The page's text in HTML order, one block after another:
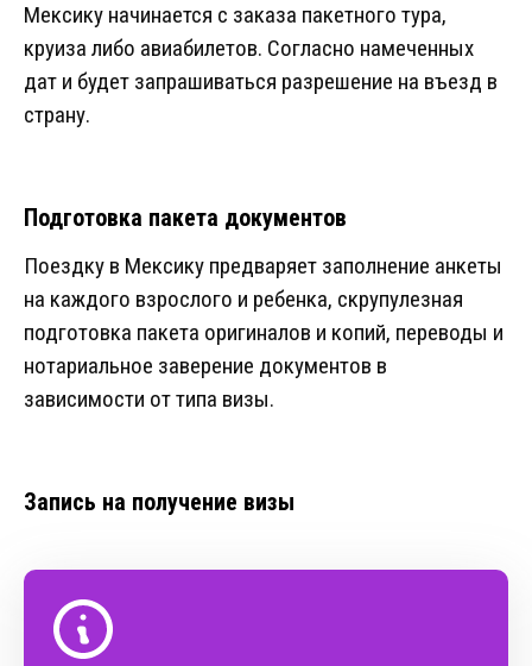
Мексику начинается с заказа пакетного тура,
круиза либо авиабилетов. Согласно намеченных
дат и будет запрашиваться разрешение на въезд в
страну.
Подготовка пакета документов
Поездку в Мексику предваряет заполнение анкеты
на каждого взрослого и ребенка, скрупулезная
подготовка пакета оригиналов и копий, переводы и
нотариальное заверение документов в
зависимости от типа визы.
Запись на получение визы